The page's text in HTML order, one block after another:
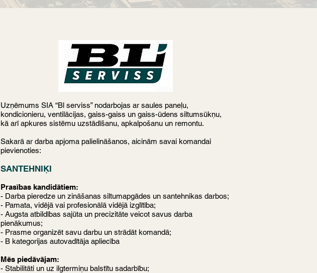
Uzņēmums SIA “Bl serviss” nodarbojas ar saules paneļu,
kondicionieru, ventilācijas, gaiss-gaiss un gaiss-ūdens siltumsūkņu,
kā arī apkures sistēmu uzstādīšanu, apkalpošanu un remontu.
Sakarā ar darba apjoma palielināšanos, aicinām savai komandai
pievienoties:
SANTEHNIĶI
Prasības kandidātiem:
- Darba pieredze un zināšanas siltumapgādes un santehnikas darbos;
- Pamata, vidējā vai profesionālā vidējā izglītība;
- Augsta atbildības sajūta un precizitāte veicot savus darba
pienākumus;
- Prasme organizēt savu darbu un strādāt komandā;
- B kategorijas autovadītāja apliecība
Mēs piedāvājam:
- Stabilitāti un uz ilgtermiņu balstītu sadarbību;